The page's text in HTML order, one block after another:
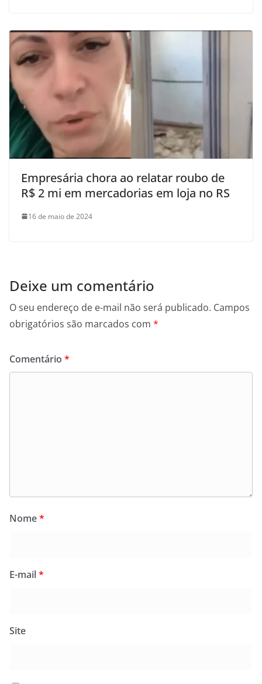
Empresária chora ao relatar roubo de
R$ 2 mi em mercadorias em loja no RS
16 de maio de 2024
Deixe um comentário
O seu endereço de e-mail não será publicado. Campos
obrigatórios são marcados com *
Comentário *
Nome*
E-mail*
Site